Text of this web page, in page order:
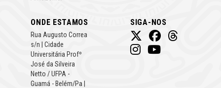
ONDE ESTAMOS
Rua Augusto Correa
s/n | Cidade
Universitária Profº
José da Silveira
Netto / UFPA -
Guamá - Belém/Pa |
SIGA-NOS